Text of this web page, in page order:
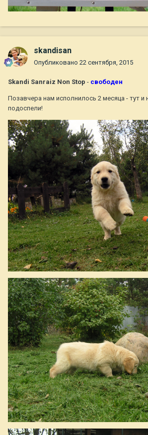
skandisan
Опубликовано 22 сентября, 2015
Skandi Sanraiz Non Stop - свободен
Позавчера нам исполнилось 2 месяца - тут
подоспели!